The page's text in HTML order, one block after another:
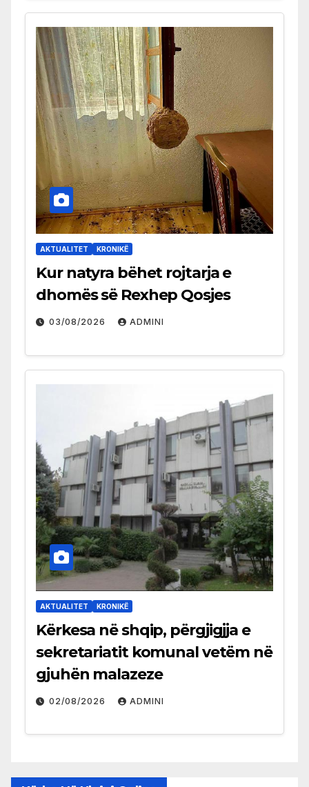
AKTUALITET KRONIKË
Kur natyra bëhet rojtarja e
dhomës së Rexhep Qosjes
03/08/2026 ADMINI
AKTUALITET KRONIKË
Kërkesa në shqip, përgjigjja e
sekretariatit komunal vetëm në
gjuhën malazeze
02/08/2026 ADMINI